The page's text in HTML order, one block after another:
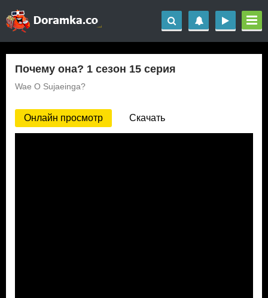
Почему она? 1 сезон 15 серия
Wae O Sujaeinga?
Онлайн просмотр Скачать